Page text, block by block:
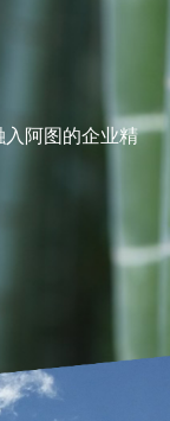
入阿图的企业精